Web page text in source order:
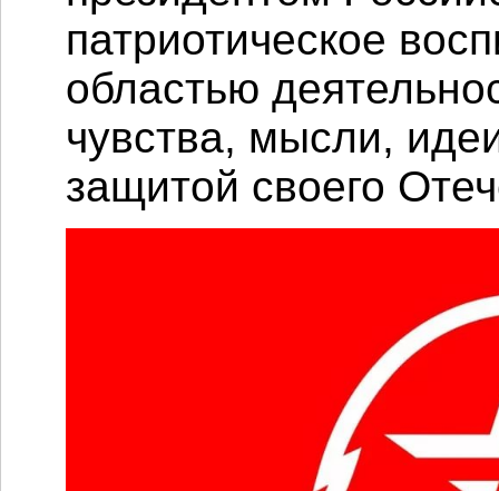
патриотическое
областью
чувства, мысли,
защитой своего